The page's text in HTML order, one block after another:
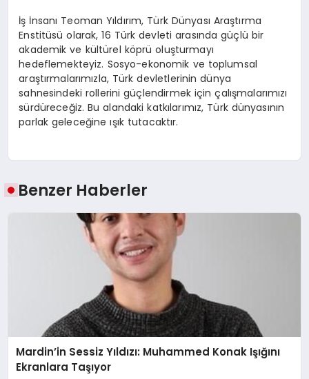
İş İnsanı Teoman Yıldırım, Türk Dünyası Araştırma
Enstitüsü olarak, 16 Türk devleti arasında güçlü bir
akademik ve kültürel köprü oluşturmayı
hedeflemekteyiz. Sosyo-ekonomik ve toplumsal
araştırmalarımızla, Türk devletlerinin dünya
sahnesindeki rollerini güçlendirmek için çalışmalarımızı
sürdüreceğiz. Bu alandaki katkılarımız, Türk dünyasının
parlak geleceğine ışık tutacaktır.
Benzer Haberler
Mardin’in Sessiz Yıldızı: Muhammed Konak Işığını
Ekranlara Taşıyor